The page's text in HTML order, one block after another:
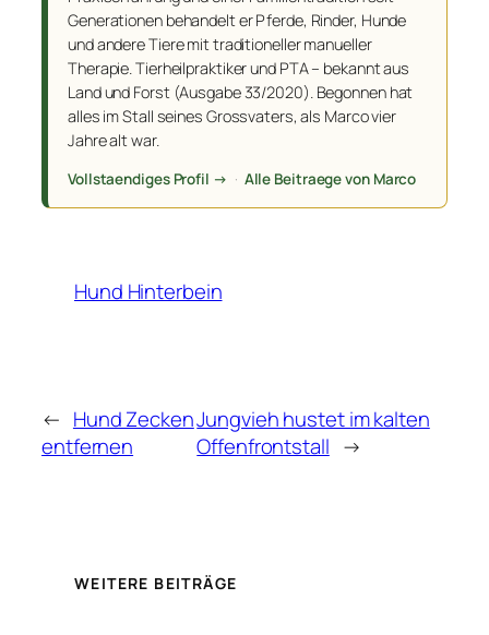
Generationen behandelt er Pferde, Rinder, Hunde
und andere Tiere mit traditioneller manueller
Therapie. Tierheilpraktiker und PTA – bekannt aus
Land und Forst (Ausgabe 33/2020). Begonnen hat
alles im Stall seines Grossvaters, als Marco vier
Jahre alt war.
Vollstaendiges Profil → · Alle Beitraege von Marco
Hund Hinterbein
← Hund Zecken
entfernen
Jungvieh hustet im kalten
Offenfrontstall →
WEITERE BEITRÄGE